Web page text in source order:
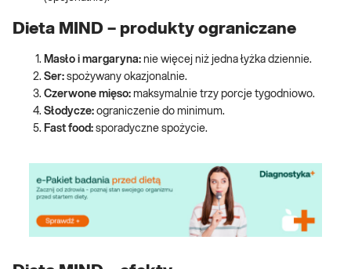
Dieta MIND – produkty ograniczane
Masło i margaryna: nie więcej niż jedna łyżka dziennie.
Ser: spożywany okazjonalnie.
Czerwone mięso: maksymalnie trzy porcje tygodniowo.
Słodycze: ograniczenie do minimum.
Fast food: sporadyczne spożycie.